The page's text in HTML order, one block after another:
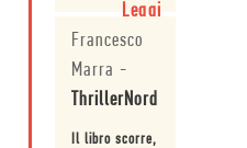
contenuto
e nello
stile,
e ha
alla
una
Leggi
Francesco
Marra -
ThrillerNord
Il libro scorre,